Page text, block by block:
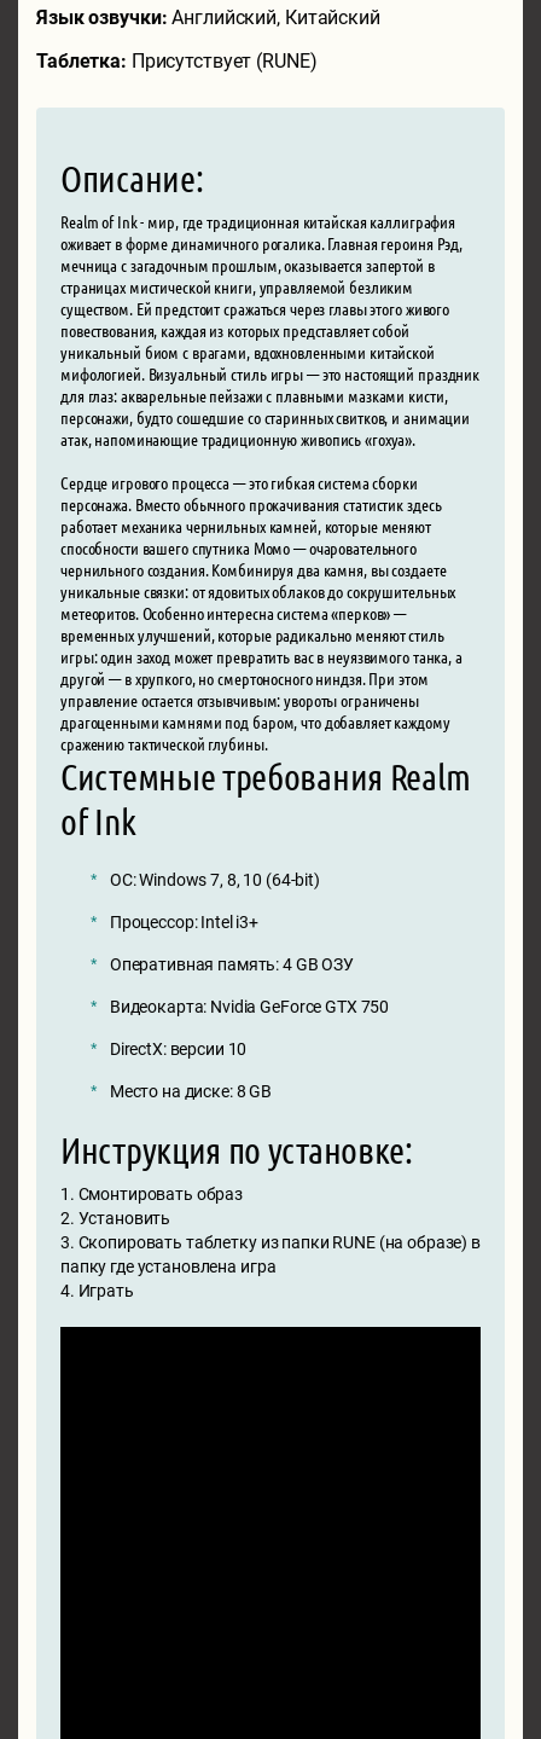
Язык озвучки:Английский, Китайский
Таблетка: Присутствует (RUNE)
Описание:
Realm of Ink - мир, где традиционная китайская каллиграфия
оживает в форме динамичного рогалика. Главная героиня Рэд,
мечница с загадочным прошлым, оказывается запертой в
страницах мистической книги, управляемой безликим
существом. Ей предстоит сражаться через главы этого живого
повествования, каждая из которых представляет собой
уникальный биом с врагами, вдохновленными китайской
мифологией. Визуальный стиль игры — это настоящий праздник
для глаз: акварельные пейзажи с плавными мазками кисти,
персонажи, будто сошедшие со старинных свитков, и анимации
атак, напоминающие традиционную живопись «гохуа».
Сердце игрового процесса — это гибкая система сборки
персонажа. Вместо обычного прокачивания статистик здесь
работает механика чернильных камней, которые меняют
способности вашего спутника Момо — очаровательного
чернильного создания. Комбинируя два камня, вы создаете
уникальные связки: от ядовитых облаков до сокрушительных
метеоритов. Особенно интересна система «перков» —
временных улучшений, которые радикально меняют стиль
игры: один заход может превратить вас в неуязвимого танка, а
другой — в хрупкого, но смертоносного ниндзя. При этом
управление остается отзывчивым: увороты ограничены
драгоценными камнями под баром, что добавляет каждому
сражению тактической глубины.
Системные требования Realm
of Ink
ОС: Windows 7, 8, 10 (64-bit)
Процессор: Intel i3+
Оперативная память: 4 GB ОЗУ
Видеокарта: Nvidia GeForce GTX 750
DirectX: версии 10
Место на диске: 8 GB
Инструкция по установке:
1. Смонтировать образ
2. Установить
3. Скопировать таблетку из папки RUNE (на образе) в
папку где установлена игра
4. Играть